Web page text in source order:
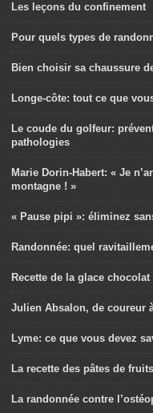
Les leçons du confinement
Pour quels types de
Bien choisir sa chaussure
Longe-côte: tout ce que
Le coude du golfeur:
pathologies
Marie Dorin-Habert: « Je
montagne ! »
« Pause pipi »: éliminez
Randonnée: quel
Recette de la glace
Julien Absalon, de coureur
Lyme: ce que vous devez
La recette des pâtes de fruits
La randonnée contre